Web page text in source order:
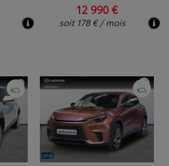
12 990 €
soit 178 € / mois